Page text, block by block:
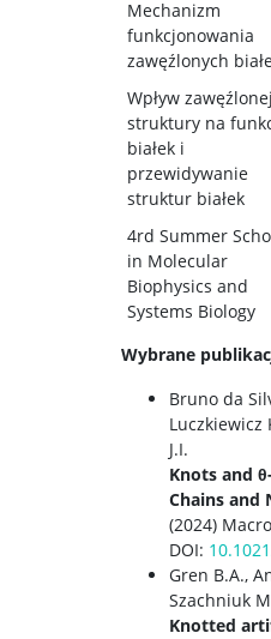
Mechanizm
funkcjonowania
zawęźlonych
Wpływ zawęźlonej
struktury na
białek i
przewidywanie
struktur białek
4rd Summer
in Molecular
Biophysics and
Systems Biology
Wybrane
Bruno da
Luczkiewicz
J.I.
Knots and
Chains and
(2024)
DOI:
Gren B.A.,
Szachniuk
Knotted